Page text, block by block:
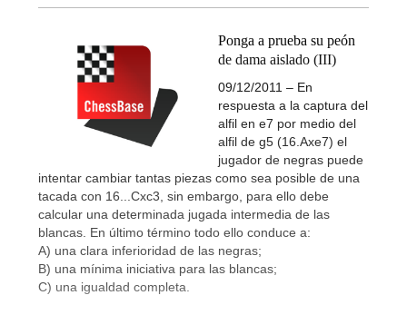
Ponga a prueba su peón
de dama aislado (III)
09/12/2011 – En
respuesta a la captura del
alfil en e7 por medio del
alfil de g5 (16.Axe7) el
jugador de negras puede
intentar cambiar tantas piezas como sea posible de una
tacada con 16...Cxc3, sin embargo, para ello debe
calcular una determinada jugada intermedia de las
blancas. En último término todo ello conduce a:
A) una clara inferioridad de las negras;
B) una mínima iniciativa para las blancas;
C) una igualdad completa.